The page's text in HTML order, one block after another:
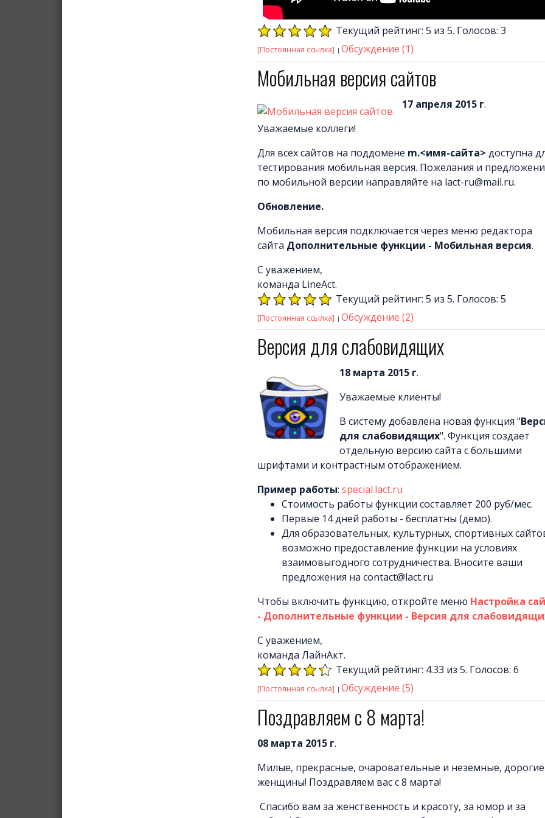
Текущий рейтинг: 5 из 5. Голосов: 3
[Постоянная ссылка] Обсуждение (1)
Мобильная версия сайтов
17 апреля 2015 г.
Уважаемые коллеги!
Для всех сайтов на поддомене m.<имя-сайта> доступна
тестирования мобильная версия. Пожелания и
по мобильной версии направляйте на lact-ru@mail.ru.
Обновление.
Мобильная версия подключается через меню редактора
сайта Дополнительные функции - Мобильная версия.
С уважением,
команда LineAct.
Текущий рейтинг: 5 из 5. Голосов: 5
[Постоянная ссылка] Обсуждение (2)
Версия для слабовидящих
18 марта 2015 г.
Уважаемые клиенты!
В систему добавлена новая функция "
для слабовидящих". Функция создает
отдельную версию сайта с большими
шрифтами и контрастным отображением.
Пример работы: special.lact.ru
Стоимость работы функции составляет 200 руб/мес.
Первые 14 дней работы - бесплатны (демо).
Для образовательных, культурных, спортивных
возможно предоставление функции на условиях
взаимовыгодного сотрудничества. Вносите ваши
предложения на contact@lact.ru
Чтобы включить функцию, откройте меню Настройка
- Дополнительные функции - Версия для
С уважением,
команда ЛайнАкт.
Текущий рейтинг: 4.33 из 5. Голосов: 6
[Постоянная ссылка] Обсуждение (5)
Поздравляем с 8 марта!
08 марта 2015 г.
Милые, прекрасные, очаровательные и неземные, дорогие
женщины! Поздравляем вас с 8 марта!
Спасибо вам за женственность и красоту, за юмор и за